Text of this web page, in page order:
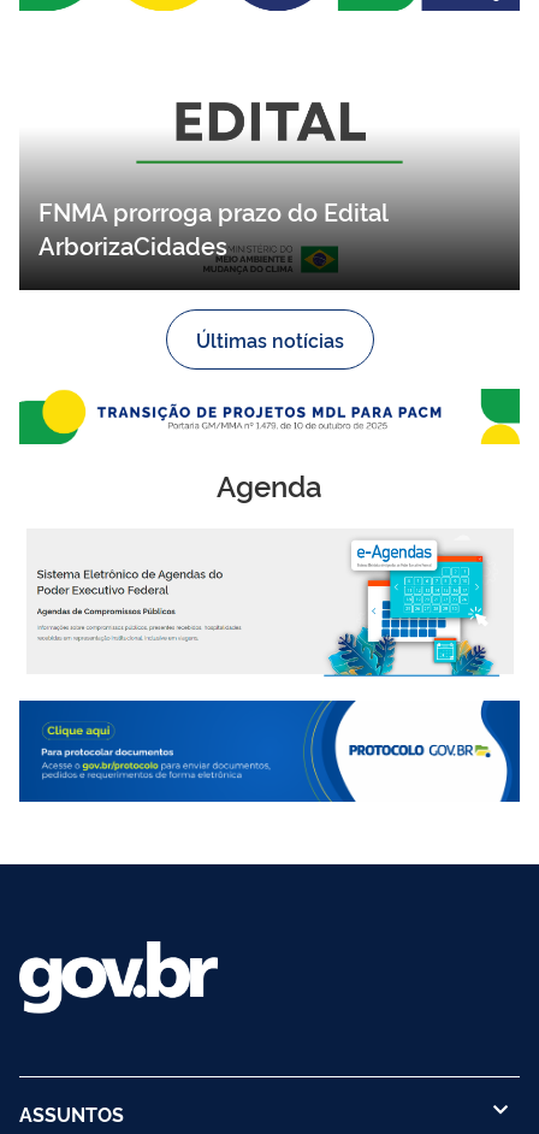
FNMA prorroga prazo do Edital
ArborizaCidades
Últimas notícias
Agenda
ASSUNTOS